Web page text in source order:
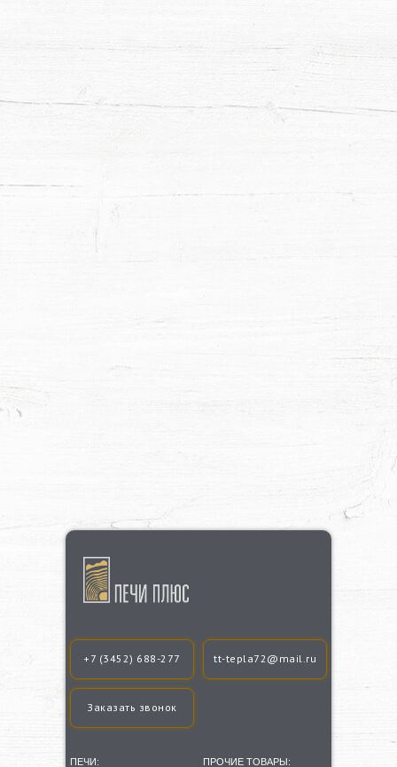
Заказать звонок
+7 (3452) 688-277 tt-tepla72@mail.ru
ПЕЧИ: ПРОЧИЕ ТОВАРЫ: